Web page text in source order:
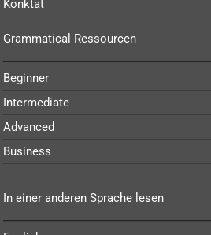
Konktat
Grammatical Ressourcen
Beginner
Intermediate
Advanced
Business
In einer anderen Sprache lesen